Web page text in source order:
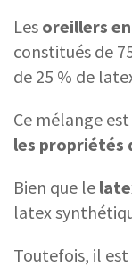
Les oreillers
constitués de
de 25 % de
Ce mélange
les propriétés
Bien que le
latex
Toutefois, il